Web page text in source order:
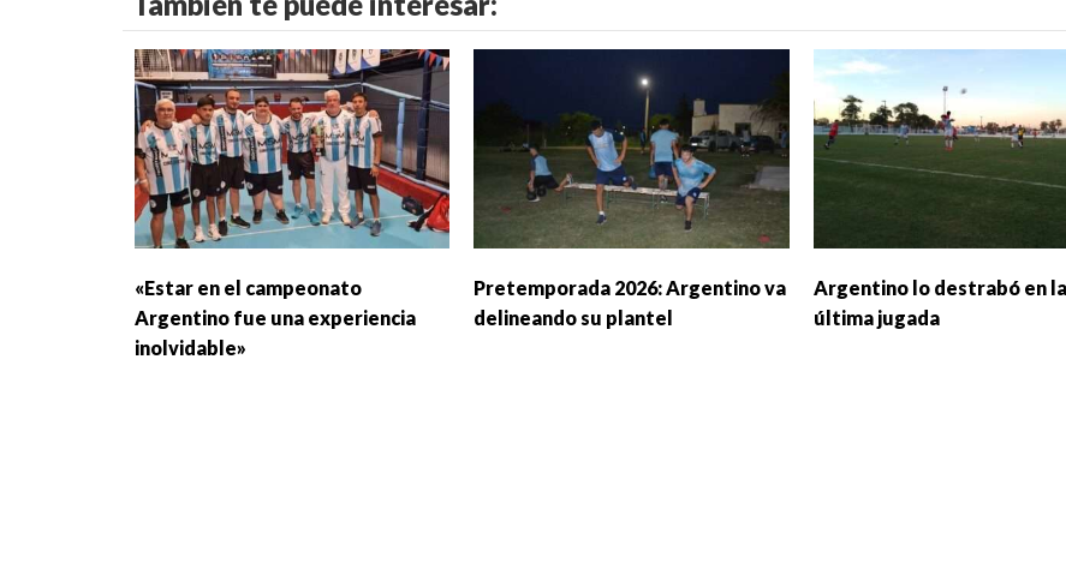
«Estar en el campeonato
Argentino fue una experiencia
inolvidable»
Pretemporada 2026: Argentino va
delineando su plantel
Argentino lo destrabó en la
última jugada